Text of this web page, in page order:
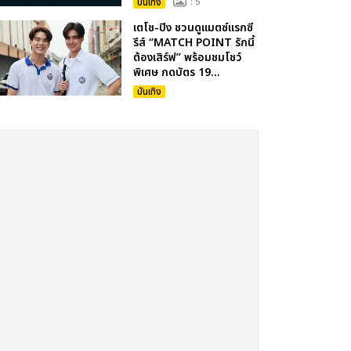
เตโช-ปิง ชวนดูแมตซ์แรกซี
รีส์ “MATCH POINT รักนี้
ต้องเสิร์ฟ” พร้อมชมโชว์
พิเศษ กดบัตร 19...
บันเทิง